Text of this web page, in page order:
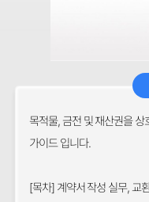
목적물, 금전 및 재산권을
가이드 입니다.
[목차] 계약서 작성 실무, 교